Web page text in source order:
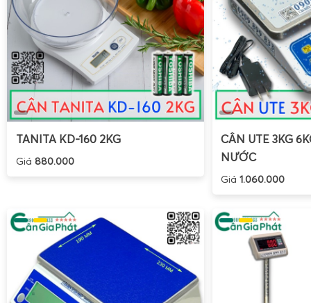
TANITA KD-160 2KG
Giá 880.000
CÂN UTE 3KG
NƯỚC
Giá1.060.000